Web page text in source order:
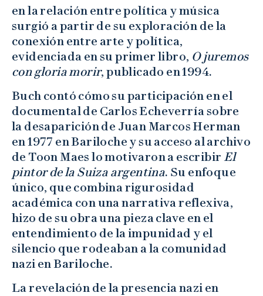
en la relación entre política y música
surgió a partir de su exploración de la
conexión entre arte y política,
evidenciada en su primer libro, O juremos
con gloria morir, publicado en 1994.
Buch contó cómo su participación en el
documental de Carlos Echeverría sobre
la desaparición de Juan Marcos Herman
en 1977 en Bariloche y su acceso al archivo
de Toon Maes lo motivaron a escribir El
pintor de la Suiza argentina. Su enfoque
único, que combina rigurosidad
académica con una narrativa reflexiva,
hizo de su obra una pieza clave en el
entendimiento de la impunidad y el
silencio que rodeaban a la comunidad
nazi en Bariloche.
La revelación de la presencia nazi en